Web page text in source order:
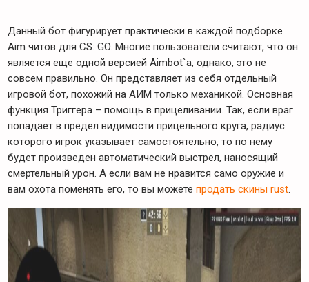
Данный бот фигурирует практически в каждой подборке
Aim читов для CS: GO. Многие пользователи считают, что он
является еще одной версией Aimbot`a, однако, это не
совсем правильно. Он представляет из себя отдельный
игровой бот, похожий на АИМ только механикой. Основная
функция Триггера – помощь в прицеливании. Так, если враг
попадает в предел видимости прицельного круга, радиус
которого игрок указывает самостоятельно, то по нему
будет произведен автоматический выстрел, наносящий
смертельный урон. А если вам не нравится само оружие и
вам охота поменять его, то вы можете продать скины rust.